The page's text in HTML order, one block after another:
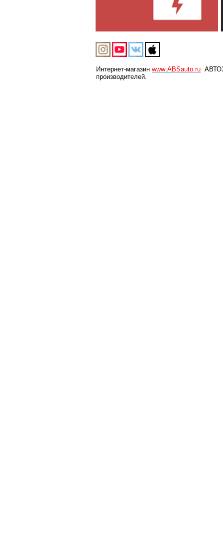
Интернет-магазин www.ABSauto.ru
производителей.